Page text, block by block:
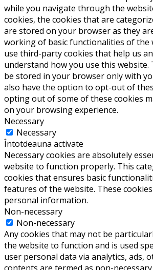
while you navigate through the
cookies, the cookies that are
are stored on your browser as they
working of basic functionalities of the
use third-party cookies that help us
understand how you use this website.
be stored in your browser only with
also have the option to opt-out of
opting out of some of these cookies
on your browsing experience.
Necessary
Necessary
Întotdeauna activate
Necessary cookies are absolutely
website to function properly. This
cookies that ensures basic
features of the website. These
personal information.
Non-necessary
Non-necessary
Any cookies that may not be
the website to function and is used
user personal data via analytics, ads,